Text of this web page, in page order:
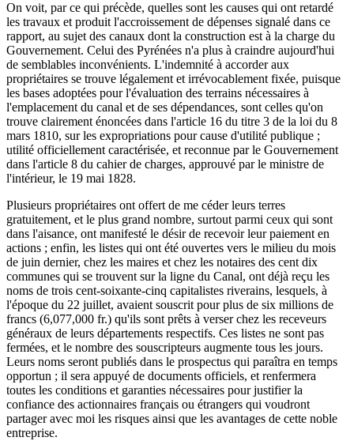
On voit, par ce qui précède, quelles sont les causes qui ont retardé
les travaux et produit l'accroissement de dépenses signalé dans ce
rapport, au sujet des canaux dont la construction est à la charge du
Gouvernement. Celui des Pyrénées n'a plus à craindre aujourd'hui
de semblables inconvénients. L'indemnité à accorder aux
propriétaires se trouve légalement et irrévocablement fixée, puisque
les bases adoptées pour l'évaluation des terrains nécessaires à
l'emplacement du canal et de ses dépendances, sont celles qu'on
trouve clairement énoncées dans l'article 16 du titre 3 de la loi du 8
mars 1810, sur les expropriations pour cause d'utilité publique ;
utilité officiellement caractérisée, et reconnue par le Gouvernement
dans l'article 8 du cahier de charges, approuvé par le ministre de
l'intérieur, le 19 mai 1828.
Plusieurs propriétaires ont offert de me céder leurs terres
gratuitement, et le plus grand nombre, surtout parmi ceux qui sont
dans l'aisance, ont manifesté le désir de recevoir leur paiement en
actions ; enfin, les listes qui ont été ouvertes vers le milieu du mois
de juin dernier, chez les maires et chez les notaires des cent dix
communes qui se trouvent sur la ligne du Canal, ont déjà reçu les
noms de trois cent-soixante-cinq capitalistes riverains, lesquels, à
l'époque du 22 juillet, avaient souscrit pour plus de six millions de
francs (6,077,000 fr.) qu'ils sont prêts à verser chez les receveurs
généraux de leurs départements respectifs. Ces listes ne sont pas
fermées, et le nombre des souscripteurs augmente tous les jours.
Leurs noms seront publiés dans le prospectus qui paraîtra en temps
opportun ; il sera appuyé de documents officiels, et renfermera
toutes les conditions et garanties nécessaires pour justifier la
confiance des actionnaires français ou étrangers qui voudront
partager avec moi les risques ainsi que les avantages de cette noble
entreprise.